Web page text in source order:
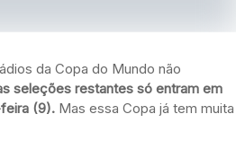
da Copa do Mundo não
seleções restantes só entram em
(9). Mas essa Copa já tem muita